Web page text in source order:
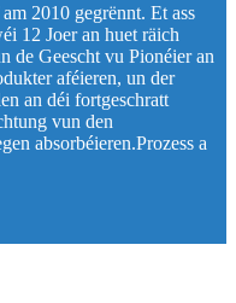
2010 gegrënnt. Et ass
12 Joer an huet räich
de Geescht vu Pionéier an
aféieren, un der
an déi fortgeschratt
vun den
absorbéieren.Prozess a